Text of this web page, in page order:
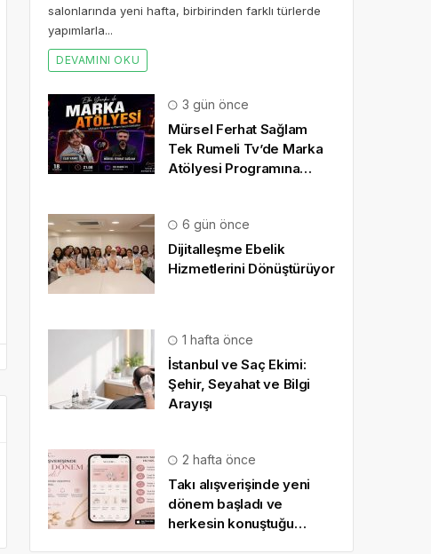
salonlarında yeni hafta, birbirinden farklı türlerde
yapımlarla...
DEVAMINI OKU
3 gün önce
Mürsel Ferhat Sağlam
Tek Rumeli Tv’de Marka
Atölyesi Programına
6 gün önce
Dijitalleşme Ebelik
Hizmetlerini Dönüştürüyor
1 hafta önce
İstanbul ve Saç Ekimi:
Şehir, Seyahat ve Bilgi
Arayışı
2 hafta önce
Takı alışverişinde yeni
dönem başladı ve
herkesin konuştuğu